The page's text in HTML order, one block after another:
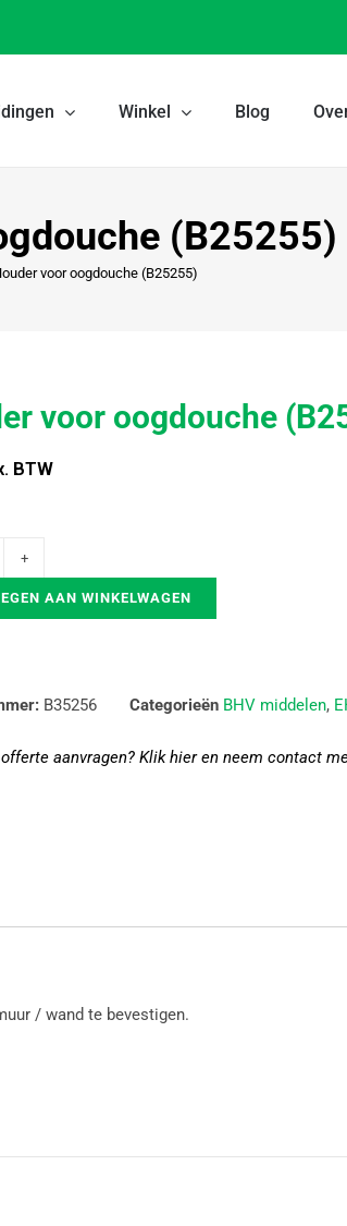
Winkel Blog
(B25255)
voor oogdouche (B25255)
voor oogdouche
BTW
AAN WINKELWAGEN
B35256 Categorieën BHV middelen,
aanvragen? Klik hier en neem contact
/ wand te bevestigen.